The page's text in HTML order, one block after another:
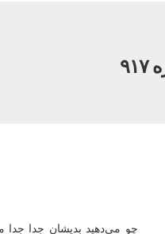
چو می‌دهید بدیشان جدا جدا